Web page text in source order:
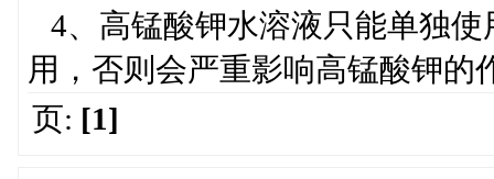
4、高锰酸钾水溶液只能单独
用，否则会严重影响高锰酸钾的
页: [1]